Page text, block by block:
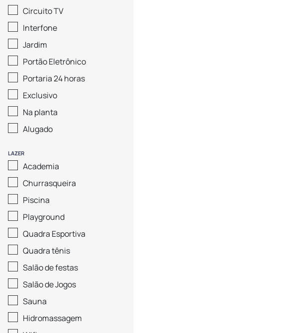
Circuito TV
Interfone
Jardim
Portão Eletrônico
Portaria 24 horas
Exclusivo
Na planta
Alugado
LAZER
Academia
Churrasqueira
Piscina
Playground
Quadra Esportiva
Quadra tênis
Salão de festas
Salão de Jogos
Sauna
Hidromassagem